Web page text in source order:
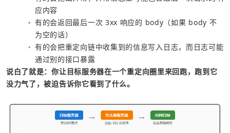
应内容
○
有的会返回最后一次 3xx 响应的 body（如果 body 不
为空的话）
○
有的会把重定向链中收集到的信息写入日志，而日志可能
通过别的接口暴露
说白了就是：你让目标服务器在一个重定向圈里来回跑，跑到它
没力气了，被迫告诉你它看到了什么。